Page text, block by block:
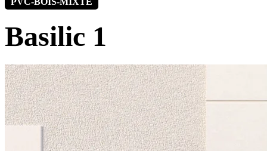
Basilic 1